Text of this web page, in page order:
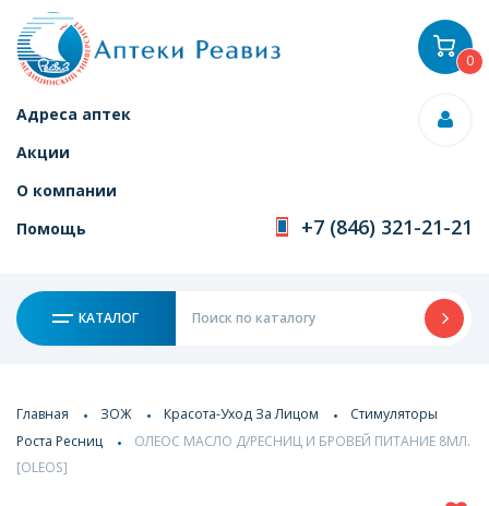
Адреса аптек
Акции
О компании
Помощь
+7 (846) 321-21-21
КАТАЛОГ
0
Главная ЗОЖ Красота-Уход За Лицом
Стимуляторы
Роста Ресниц
ОЛЕОС МАСЛО Д/РЕСНИЦ И БРОВЕЙ ПИТАНИЕ 8МЛ.
[OLEOS]